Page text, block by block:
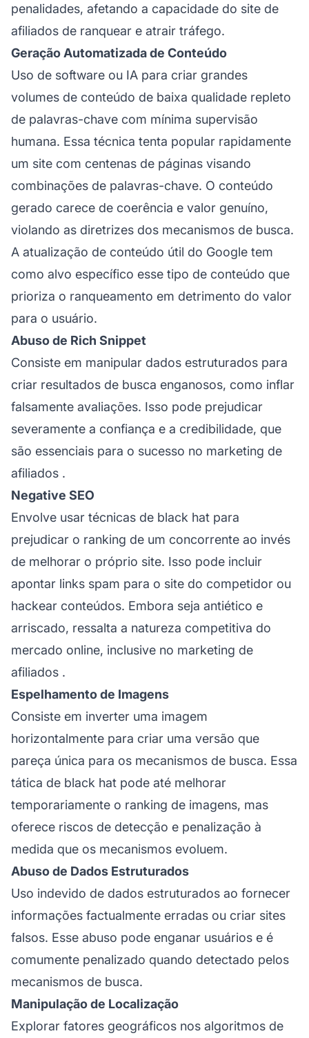
penalidades, afetando a capacidade do site de
afiliados de ranquear e atrair tráfego.
Geração Automatizada de Conteúdo
Uso de software ou IA para criar grandes
volumes de conteúdo de baixa qualidade repleto
de palavras-chave com mínima supervisão
humana. Essa técnica tenta popular rapidamente
um site com centenas de páginas visando
combinações de palavras-chave. O conteúdo
gerado carece de coerência e valor genuíno,
violando as diretrizes dos mecanismos de busca.
A atualização de conteúdo útil do Google tem
como alvo específico esse tipo de conteúdo que
prioriza o ranqueamento em detrimento do valor
para o usuário.
Abuso de Rich Snippet
Consiste em manipular dados estruturados para
criar resultados de busca enganosos, como inflar
falsamente avaliações. Isso pode prejudicar
severamente a confiança e a credibilidade, que
são essenciais para o sucesso no marketing de
afiliados .
Negative SEO
Envolve usar técnicas de black hat para
prejudicar o ranking de um concorrente ao invés
de melhorar o próprio site. Isso pode incluir
apontar links spam para o site do competidor ou
hackear conteúdos. Embora seja antiético e
arriscado, ressalta a natureza competitiva do
mercado online, inclusive no marketing de
afiliados .
Espelhamento de Imagens
Consiste em inverter uma imagem
horizontalmente para criar uma versão que
pareça única para os mecanismos de busca. Essa
tática de black hat pode até melhorar
temporariamente o ranking de imagens, mas
oferece riscos de detecção e penalização à
medida que os mecanismos evoluem.
Abuso de Dados Estruturados
Uso indevido de dados estruturados ao fornecer
informações factualmente erradas ou criar sites
falsos. Esse abuso pode enganar usuários e é
comumente penalizado quando detectado pelos
mecanismos de busca.
Manipulação de Localização
Explorar fatores geográficos nos algoritmos de